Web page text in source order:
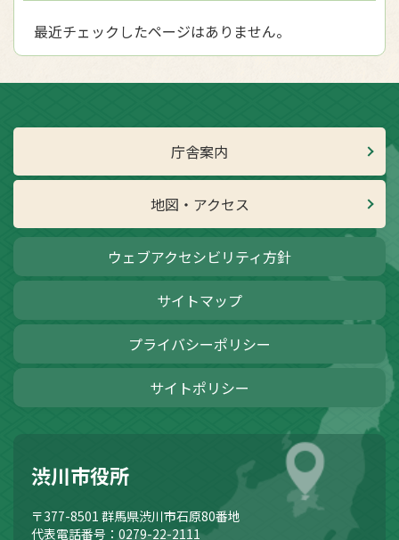
最近チェックしたページはありません。
庁舎案内
地図・アクセス
ウェブアクセシビリティ方針
サイトマップ
プライバシーポリシー
サイトポリシー
渋川市役所
〒377-8501 群馬県渋川市石原80番地
代表電話番号：0279-22-2111